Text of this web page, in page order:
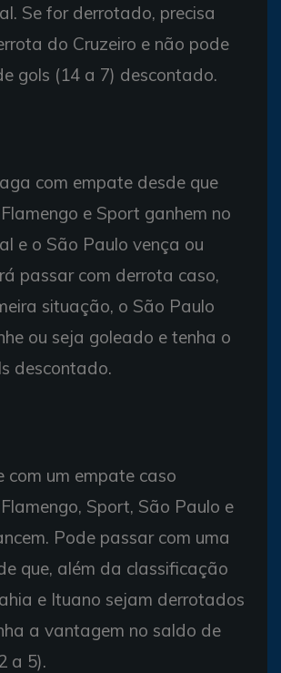
Se for derrotado, precisa
do Cruzeiro e não pode
gols (14 a 7) descontado.
com empate desde que
e Sport ganhem no
e o São Paulo vença ou
passar com derrota caso,
situação, o São Paulo
ou seja goleado e tenha o
descontado.
com um empate caso
Sport, São Paulo e
Pode passar com uma
que, além da classificação
e Ituano sejam derrotados
a vantagem no saldo de
a 5).